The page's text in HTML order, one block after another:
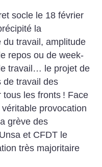
socle le 18 février
la
du travail, amplitude
repos ou de week-
travail… le projet de
de travail des
tous les fronts ! Face
provocation
grève des
et CFDT le
très majoritaire